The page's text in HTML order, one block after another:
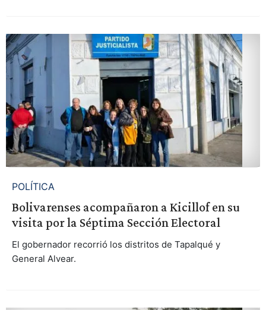
POLÍTICA
Bolivarenses acompañaron a Kicillof en su
visita por la Séptima Sección Electoral
El gobernador recorrió los distritos de Tapalqué y
General Alvear.